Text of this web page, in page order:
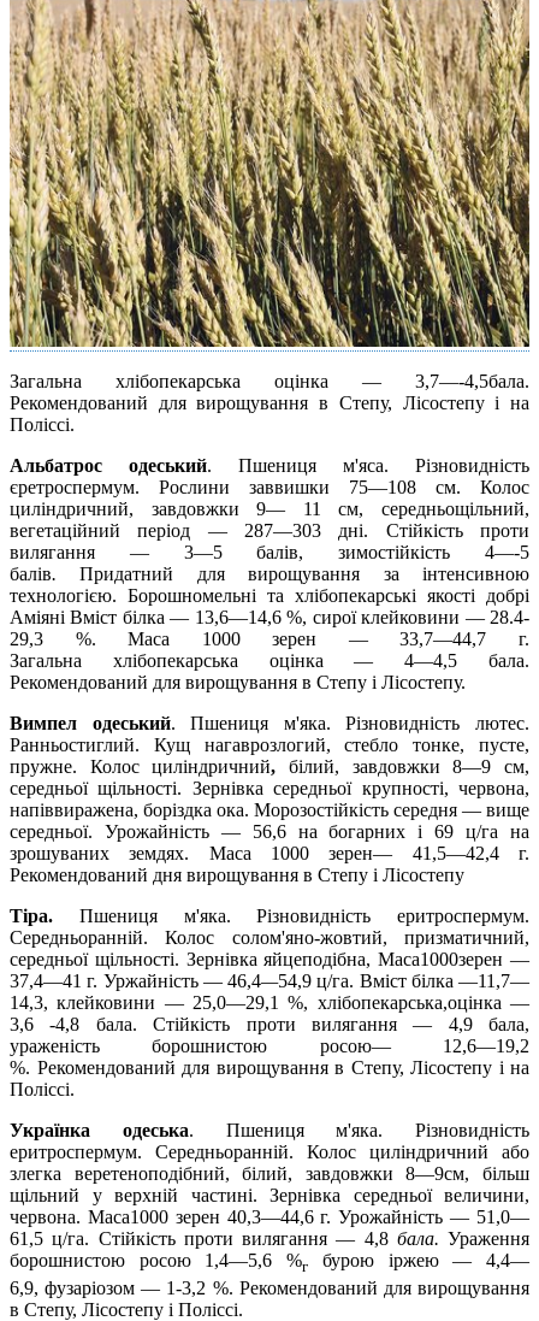
Загальна хлібопекарська оцінка — 3,7—-4,5бала.
Рекомендований для вирощування в Степу, Лісостепу і на
Поліссі.
Альбатрос одеський.
Пшениця м'яса. Різновидність
єретроспермум. Рослини заввишки 75—108 см. Колос
циліндричний, завдовжки 9— 11 см, середньощільний,
вегетаційний період — 287—303 дні. Стійкість проти
вилягання — 3—5 балів, зимостійкість 4—-5
балів.Придатний для вирощування за інтенсивною
технологією. Борошномельні та хлібопекарські якості добрі
Аміяні Вміст білка — 13,6—14,6 %, сирої клейковини — 28.4-
29,3 %. Маса 1000 зерен — 33,7—44,7 г.
Загальна хлібопекарська оцінка — 4—4,5 бала.
Рекомендований для вирощування в Степу і Лісостепу.
Вимпел одеський.
Пшениця м'яка. Різновидність лютес.
Ранньостиглий. Кущ нагаврозлогий, стебло тонке, пусте,
пружне. Колос циліндричний,білий, завдовжки 8—9 см,
середньої щільності. Зернівка середньої крупності, червона,
напіввиражена, боріздка ока. Морозостійкість середня — вище
середньої. Урожайність — 56,6 на богарних і 69 ц/га на
зрошуваних земдях. Маса 1000 зерен— 41,5—42,4 г.
Рекомендований дня вирощування в Степу і Лісостепу
Тіра.
Пшениця м'яка. Різновидність еритроспермум.
Середньоранній. Колос coлом'яно-жовтий, призматичний,
середньої щільності. Зернівка яйцеподібна, Маса1000зерен —
37,4—41 г. Уржайність — 46,4—54,9 ц/га. Вміст білка —11,7—
14,3, клейковини — 25,0—29,1 %, хлібопекарська,оцінка —
3,6 -4,8 бала. Стійкість проти вилягання — 4,9 бала,
ураженість борошнистою росою— 12,6—19,2
%. Рекомендований для вирощування в Степу, Лісостепу і на
Поліссі.
Українка одеська.
Пшениця м'яка. Різновидність
еритроспермум. Середньоранній. Колос циліндричний або
злегка веретеноподібний, білий, завдовжки 8—9см, більш
щільний у верхній частині. Зернівка середньої величини,
червона. Маса1000 зерен 40,3—44,6 г. Урожайність — 51,0—
61,5 ц/га. Стійкість проти вилягання — 4,8 бала. Ураження
борошнистою росою 1,4—5,6 %г бурою іржею — 4,4—
6,9, фузаріозом — 1-3,2 %. Рекомендований для вирощування
в Степу, Лісостепу і Поліссі.